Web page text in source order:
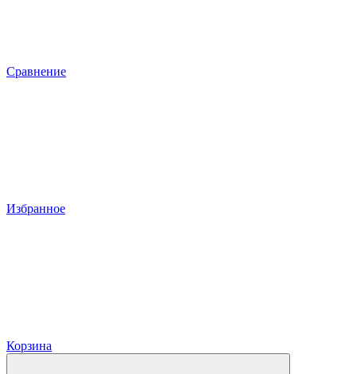
Сравнение
Избранное
Корзина